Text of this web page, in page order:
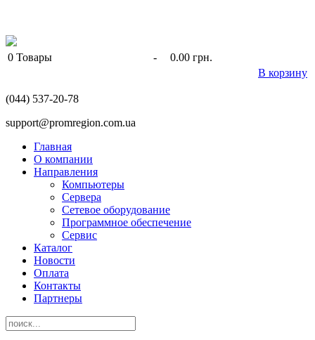
0 Товары -
0.00 грн.
В корзину
(044) 537-20-78
support@promregion.com.ua
Главная
О компании
Направления
Компьютеры
Сервера
Сетевое оборудование
Программное обеспечение
Сервис
Каталог
Новости
Оплата
Контакты
Партнеры